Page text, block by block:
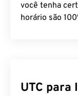
você tenha
horário são
UTC para